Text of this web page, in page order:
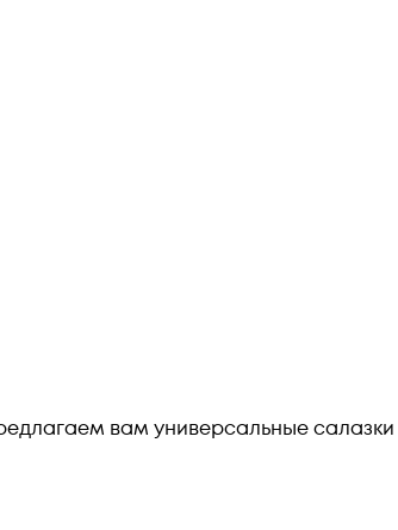
вам универсальные салазки